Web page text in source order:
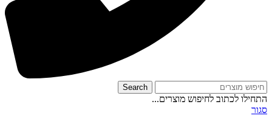
Search
התחילו לכתוב לחיפוש מוצרים...
סגור